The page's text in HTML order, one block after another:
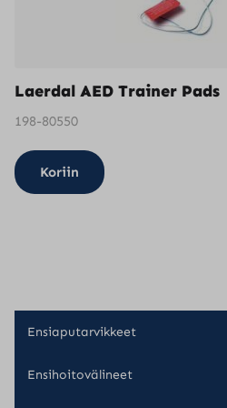
sivulla.
Laerdal AED Trainer Pads
198-80550
Koriin
Ensiaputarvikkeet
Ensihoitovälineet